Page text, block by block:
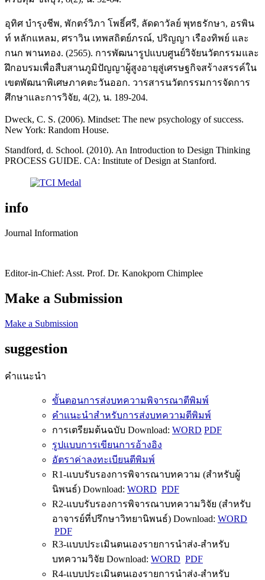
อุทิศ บำรุงชีพ, พักตร์วิภา โพธิ์ศรี, ลัดดาวัลย์ พุทธรักษา, อรพิน
ท์ หลักแหลม, ศราวิน เทพสถิตย์ภรณ์, ปริญญา เรืองทิพย์ และ
กนก พานทอง. (2565). การพัฒนารูปแบบศูนย์วิจัยนวัตกรรมและ
ฝึกอบรมเพื่อสืบสานภูมิปัญญาผู้สูงอายุสู่เศรษฐกิจสร้างสรรค์ใน
เขตพัฒนาพิเศษภาคตะวันออก. วารสารนวัตกรรมการจัดการ
ศึกษาและการวิจัย, 4(2), น. 189-204.
Dweck, C. S. (2006). Mindset: The new psychology of success.
New York: Random House.
Standford, d. School. (2010). An Introduction to Design Thinking
PROCESS GUIDE. CA: Institute of Design at Stanford.
info
Journal Information
Editor-in-Chief: Asst. Prof. Dr. Kanokporn Chimplee
Make a Submission
Make a Submission
suggestion
คำแนะนำ
ขั้นตอนการส่งบทความพิจารณาตีพิมพ์
คำแนะนำสำหรับการส่งบทความตีพิมพ์
การเตรียมต้นฉบับ Download: WORD PDF
รูปแบบการเขียนการอ้างอิง
อัตราค่าลงทะเบียนตีพิมพ์
R1-แบบรับรองการพิจารณาบทความ (สำหรับผู้
นิพนธ์) Download: WORD PDF
R2-แบบรับรองการพิจารณาบทความวิจัย (สำหรับ
อาจารย์ที่ปรึกษาวิทยานิพนธ์) Download: WORD
PDF
R3-แบบประเมินตนเองรายการนำส่ง-สำหรับ
บทความวิจัย Download: WORD PDF
R4-แบบประเมินตนเองรายการนำส่ง-สำหรับ